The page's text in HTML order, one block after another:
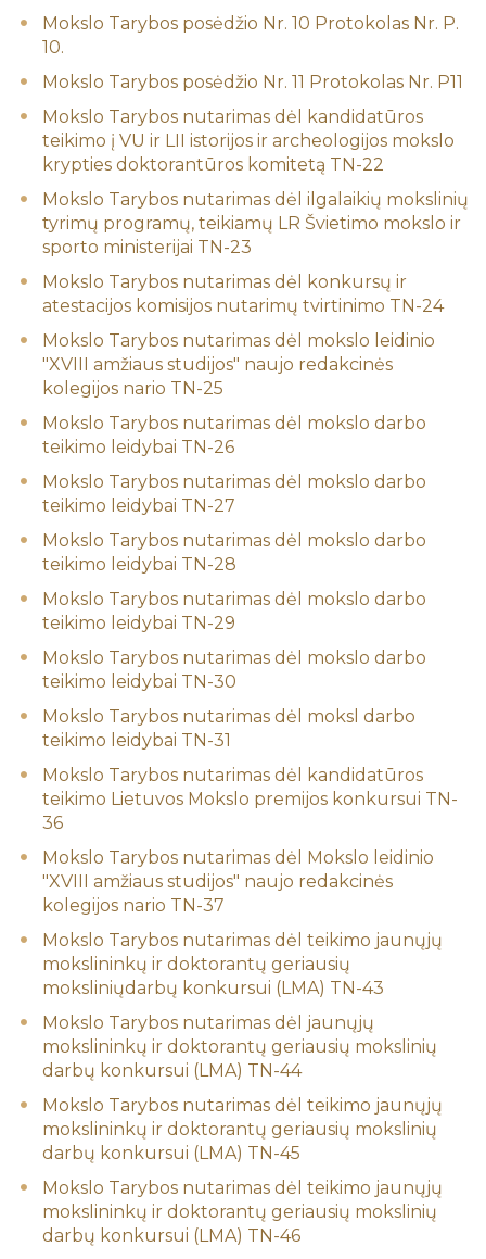
Mokslo Tarybos posėdžio Nr. 10 Protokolas Nr. P.
10.
Mokslo Tarybos posėdžio Nr. 11 Protokolas Nr. P11
Mokslo Tarybos nutarimas dėl kandidatūros
teikimo į VU ir LII istorijos ir archeologijos mokslo
krypties doktorantūros komitetą TN-22
Mokslo Tarybos nutarimas dėl ilgalaikių mokslinių
tyrimų programų, teikiamų LR Švietimo mokslo ir
sporto ministerijai TN-23
Mokslo Tarybos nutarimas dėl konkursų ir
atestacijos komisijos nutarimų tvirtinimo TN-24
Mokslo Tarybos nutarimas dėl mokslo leidinio
"XVIII amžiaus studijos" naujo redakcinės
kolegijos nario TN-25
Mokslo Tarybos nutarimas dėl mokslo darbo
teikimo leidybai TN-26
Mokslo Tarybos nutarimas dėl mokslo darbo
teikimo leidybai TN-27
Mokslo Tarybos nutarimas dėl mokslo darbo
teikimo leidybai TN-28
Mokslo Tarybos nutarimas dėl mokslo darbo
teikimo leidybai TN-29
Mokslo Tarybos nutarimas dėl mokslo darbo
teikimo leidybai TN-30
Mokslo Tarybos nutarimas dėl moksl darbo
teikimo leidybai TN-31
Mokslo Tarybos nutarimas dėl kandidatūros
teikimo Lietuvos Mokslo premijos konkursui TN-
36
Mokslo Tarybos nutarimas dėl Mokslo leidinio
"XVIII amžiaus studijos" naujo redakcinės
kolegijos nario TN-37
Mokslo Tarybos nutarimas dėl teikimo jaunųjų
mokslininkų ir doktorantų geriausių
moksliniųdarbų konkursui (LMA) TN-43
Mokslo Tarybos nutarimas dėl jaunųjų
mokslininkų ir doktorantų geriausių mokslinių
darbų konkursui (LMA) TN-44
Mokslo Tarybos nutarimas dėl teikimo jaunųjų
mokslininkų ir doktorantų geriausių mokslinių
darbų konkursui (LMA) TN-45
Mokslo Tarybos nutarimas dėl teikimo jaunųjų
mokslininkų ir doktorantų geriausių mokslinių
darbų konkursui (LMA) TN-46